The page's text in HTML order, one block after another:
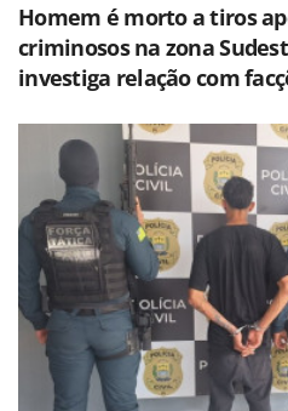
Homem é morto a tiros
criminosos na zona
investiga relação com